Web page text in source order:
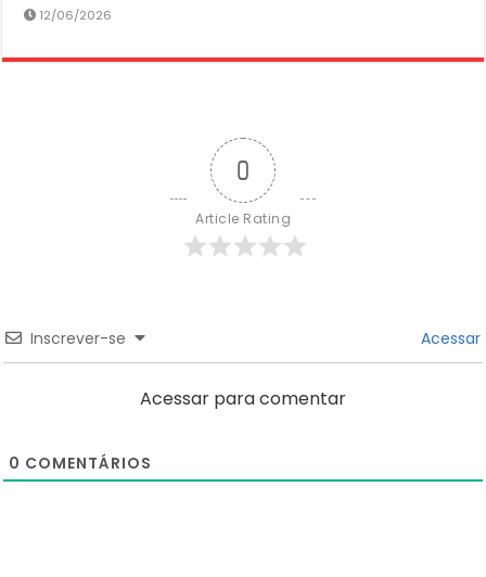
12/06/2026
0
Article Rating
Inscrever-se Acessar
Acessar para comentar
0 COMENTÁRIOS